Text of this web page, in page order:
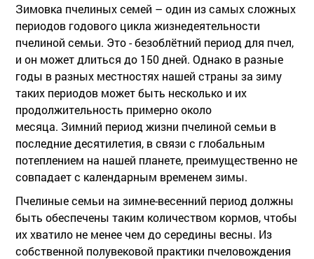
Зимовка пчелиных семей – один из самых сложных
периодов годового цикла жизнедеятельности
пчелиной семьи. Это - безоблётний период для пчел,
и он может длиться до 150 дней. Однако в разные
годы в разных местностях нашей страны за зиму
таких периодов может быть несколько и их
продолжительность примерно около
месяца. Зимний период жизни пчелиной семьи в
последние десятилетия, в связи с глобальным
потеплением на нашей планете, преимущественно не
совпадает с календарным временем зимы.
Пчелиные семьи на зимне-весенний период должны
быть обеспечены таким количеством кормов, чтобы
их хватило не менее чем до середины весны. Из
собственной полувековой практики пчеловождения